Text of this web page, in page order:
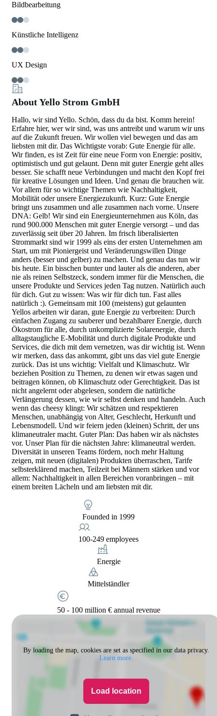
Bildbearbeitung
Künstliche Intelligenz
UX Design
About Yello Strom GmbH
Hallo, wir sind Yello. Schön, dass du da bist. Komm herein!
Erfahre hier, wer wir sind, was uns antreibt und warum wir uns
auf die Zukunft freuen. Wir wollen viel bewegen und das am
liebsten mit dir. Das Wichtigste vorab: Gute Energie für alle.
Wir finden, es ist Zeit für eine neue Form von Energie: positiv,
optimistisch und gut gelaunt. Denn mit guter Energie geht alles
besser. Sie schafft neue Verbindungen und macht den Kopf frei
für kreative Lösungen und Ideen. Und genau die brauchen wir.
Vor allem für so wichtige Themen wie Nachhaltigkeit,
Mobilität oder unsere Energiezukunft. Kurz: Gute Energie
bringt uns zusammen und alle zusammen nach vorne. Unsere
DNA: Gelb! Wir sind ein Energieunternehmen aus Köln, das
rund 900.000 Menschen mit guter Energie versorgt – und das
zuverlässig seit über 20 Jahren. Im frisch liberalisierten
Strommarkt sind wir 1999 als eins der ersten Unternehmen am
Start, um mit Pioniergeist und Veränderungswillen Dinge
anders (besser und gelber) zu machen. Und genau das tun wir
bis heute. Ein bisschen bunter und lauter als die anderen, aber
nie als reinen Selbstzeck, sondern immer für die Menschen, die
unsere Produkte und Services jeden Tag nutzen. Natürlich auch
für dich. Gut zu wissen: Was wir für dich tun. Fast alles
natürlich :). Gemeinsam mit 100 (meistens) gut gelaunten
Yellos arbeiten wir daran, gute Energie zu verbreiten: Durch
einfachen Zugang zu sauberer und bezahlbarer Energie, durch
Ökostrom für alle, durch unkomplizierte Solarenergie, durch
alltagstaugliche E-Mobilität und durch digitale Produkte und
Services, die dich mit dem vernetzen, was dir wichtig ist. Wenn
wir merken, dass das ankommt, gibt uns das viel gute Energie
zurück. Das ist uns wichtig: Vielfalt und Klimaschutz. Wir
beziehen Position zu Themen, zu denen wir etwas sagen und
beitragen können, ob Klimaschutz oder Gerechtigkeit. Das ist
nicht angelernt oder abgelesen, sondern die natürliche
Verlängerung dessen, wie wir selbst denken und handeln. Auch
wenn das cheesy klingt: Wir schätzen und respektieren
Menschen, unabhängig von Alter, Geschlecht, Herkunft und
Lebensmodell. Und wir feiern jeden (kleinen) Schritt, der uns
klimaneutraler macht. Guter Plan: Das haben wir als nächstes
vor. Unser Plan für die nächsten Jahre: klimaneutral werden.
Diversität in unseren Teams fördern, noch mehr Haltung
zeigen, mit neuen (digitalen) Produkten überraschen, Tarife
selbsterklärend machen, Teilzeit bei Männern stärken und vor
allem: Nachhaltigkeit in allen Bereichen voranbringen – mit
einem breiten Lächeln und am liebsten mit dir.
Founded in 1999
100-249 employees
Energie
Mittelständler
50 - 100 million € annual revenue
By loading the map, cookies are set as specified in our data privacy.
Learn more.
Load location